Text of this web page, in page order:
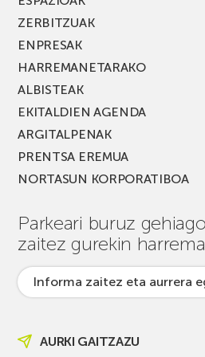
ZERBITZUAK
ENPRESAK
HARREMANETARAKO
ALBISTEAK
EKITALDIEN AGENDA
ARGITALPENAK
PRENTSA EREMUA
NORTASUN KORPORATIBOA
Parkeari buruz
zaitez gurekin
Informa zaitez eta aurrera
AURKI GAITZAZU